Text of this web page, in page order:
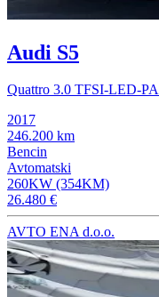
Audi S5
Quattro 3.0 TFSI-LED-
2017
246.200 km
Bencin
Avtomatski
260KW (354KM)
26.480 €
AVTO ENA d.o.o.